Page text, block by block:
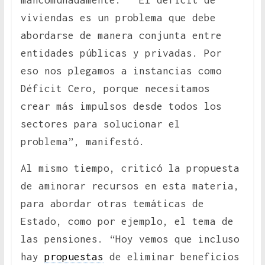
viviendas es un problema que debe
abordarse de manera conjunta entre
entidades públicas y privadas. Por
eso nos plegamos a instancias como
Déficit Cero, porque necesitamos
crear más impulsos desde todos los
sectores para solucionar el
problema”, manifestó.
Al mismo tiempo, criticó la propuesta
de aminorar recursos en esta materia,
para abordar otras temáticas de
Estado, como por ejemplo, el tema de
las pensiones. “Hoy vemos que incluso
hay propuestas de eliminar beneficios